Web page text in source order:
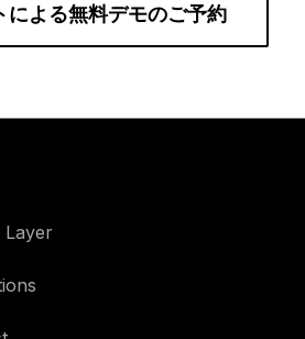
による無料デモのご予約
Layer